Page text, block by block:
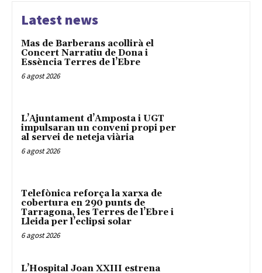
Latest news
Mas de Barberans acollirà el
Concert Narratiu de Dona i
Essència Terres de l’Ebre
6 agost 2026
L’Ajuntament d’Amposta i UGT
impulsaran un conveni propi per
al servei de neteja viària
6 agost 2026
Telefònica reforça la xarxa de
cobertura en 290 punts de
Tarragona, les Terres de l’Ebre i
Lleida per l’eclipsi solar
6 agost 2026
L’Hospital Joan XXIII estrena